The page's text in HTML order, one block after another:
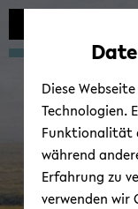
Diese
Technologien.
Funktionalität
während
Erfahrung zu
verwenden wir